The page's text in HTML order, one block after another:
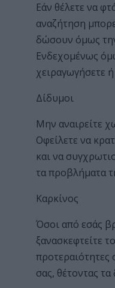
Εάν θέλετε να
αναζήτηση
δώσουν όμως
Ενδεχομένως
χειραγωγήσετε
Δίδυμοι
Μην αναιρείτε
Οφείλετε να
και να
τα προβλήματα
Καρκίνος
Όσοι από εσάς
ξανασκεφτείτε
προτεραιότητες
σας, θέτοντας